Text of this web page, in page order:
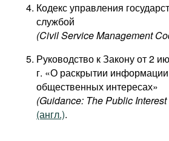
Кодекс управления
службой
(Civil Service Management
Руководство к Закону от 2
г. «О раскрытии
общественных интересах»
(Guidance: The Public
(англ.).